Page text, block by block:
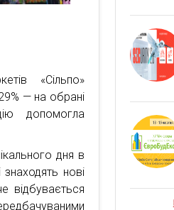
«Сільпо»
— на обрані
допомогла
дня в
нові
відбувається